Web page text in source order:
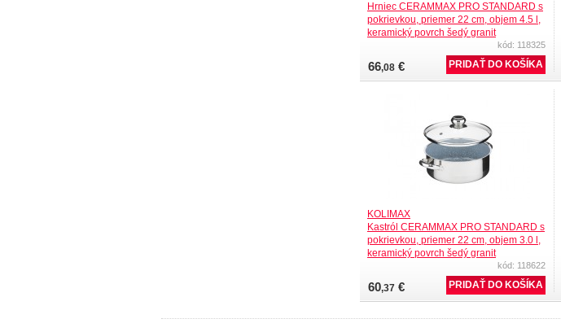
Hrniec CERAMMAX PRO STANDARD s
pokrievkou, priemer 22 cm, objem 4.5 l,
keramický povrch šedý granit
66,08 €
kód: 118325
KOLIMAX
Kastról CERAMMAX PRO STANDARD s
pokrievkou, priemer 22 cm, objem 3.0 l,
keramický povrch šedý granit
60,37 €
kód: 118622